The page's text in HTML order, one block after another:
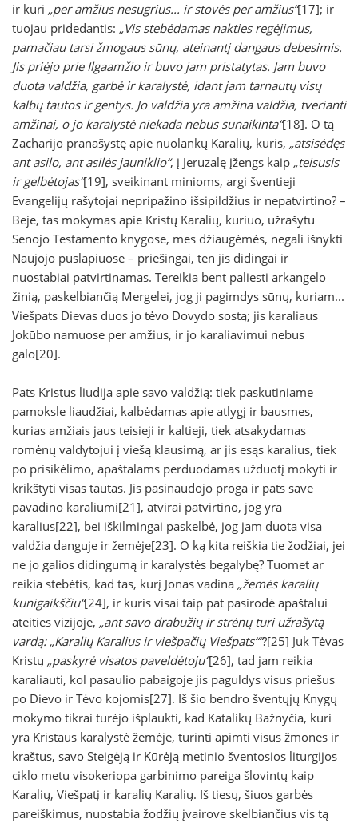
ir kuri „per amžius nesugrius... ir stovės per amžius“[17]; ir
tuojau pridedantis: „Vis stebėdamas nakties regėjimus,
pamačiau tarsi žmogaus sūnų, ateinantį dangaus debesimis.
Jis priėjo prie Ilgaamžio ir buvo jam pristatytas. Jam buvo
duota valdžia, garbė ir karalystė, idant jam tarnautų visų
kalbų tautos ir gentys. Jo valdžia yra amžina valdžia, tverianti
amžinai, o jo karalystė niekada nebus sunaikinta“[18]. O tą
Zacharijo pranašystę apie nuolankų Karalių, kuris, „atsisėdęs
ant asilo, ant asilės jauniklio“, į Jeruzalę įžengs kaip „teisusis
ir gelbėtojas“[19], sveikinant minioms, argi šventieji
Evangelijų rašytojai nepripažino išsipildžius ir nepatvirtino? –
Beje, tas mokymas apie Kristų Karalių, kuriuo, užrašytu
Senojo Testamento knygose, mes džiaugėmės, negali išnykti
Naujojo puslapiuose – priešingai, ten jis didingai ir
nuostabiai patvirtinamas. Tereikia bent paliesti arkangelo
žinią, paskelbiančią Mergelei, jog ji pagimdys sūnų, kuriam...
Viešpats Dievas duos jo tėvo Dovydo sostą; jis karaliaus
Jokūbo namuose per amžius, ir jo karaliavimui nebus
galo[20].
Pats Kristus liudija apie savo valdžią: tiek paskutiniame
pamoksle liaudžiai, kalbėdamas apie atlygį ir bausmes,
kurias amžiais jaus teisieji ir kaltieji, tiek atsakydamas
romėnų valdytojui į viešą klausimą, ar jis esąs karalius, tiek
po prisikėlimo, apaštalams perduodamas užduotį mokyti ir
krikštyti visas tautas. Jis pasinaudojo proga ir pats save
pavadino karaliumi[21], atvirai patvirtino, jog yra
karalius[22], bei iškilmingai paskelbė, jog jam duota visa
valdžia danguje ir žemėje[23]. O ką kita reiškia tie žodžiai, jei
ne jo galios didingumą ir karalystės begalybę? Tuomet ar
reikia stebėtis, kad tas, kurį Jonas vadina „žemės karalių
kunigaikščiu“[24], ir kuris visai taip pat pasirodė apaštalui
ateities vizijoje, „ant savo drabužių ir strėnų turi užrašytą
vardą: „Karalių Karalius ir viešpačių Viešpats““?[25] Juk Tėvas
Kristų „paskyrė visatos paveldėtoju“[26], tad jam reikia
karaliauti, kol pasaulio pabaigoje jis paguldys visus priešus
po Dievo ir Tėvo kojomis[27]. Iš šio bendro šventųjų Knygų
mokymo tikrai turėjo išplaukti, kad Katalikų Bažnyčia, kuri
yra Kristaus karalystė žemėje, turinti apimti visus žmones ir
kraštus, savo Steigėją ir Kūrėją metinio šventosios liturgijos
ciklo metu visokeriopa garbinimo pareiga šlovintų kaip
Karalių, Viešpatį ir karalių Karalių. Iš tiesų, šiuos garbės
pareiškimus, nuostabia žodžių įvairove skelbiančius vis tą